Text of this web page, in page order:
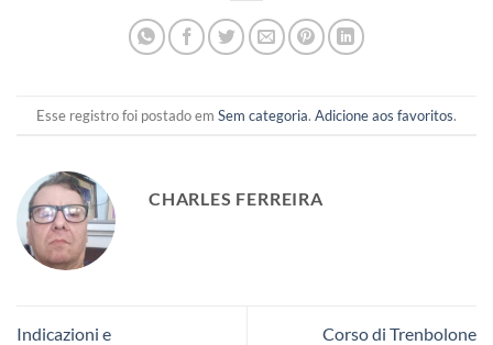
Esse registro foi postado em Sem categoria. Adicione aos favoritos.
CHARLES FERREIRA
Indicazioni e
Corso di Trenbolone